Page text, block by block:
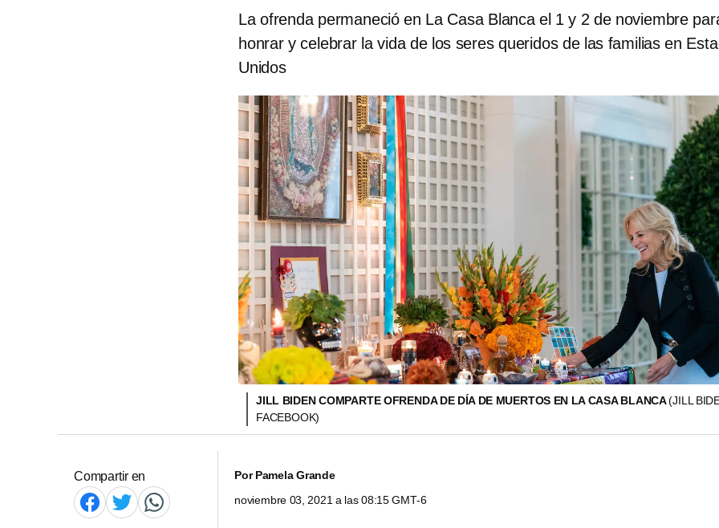
La ofrenda permaneció en La Casa Blanca el 1 y 2 de noviembre
honrar y celebrar la vida de los seres queridos de las familias en
Unidos
JILL BIDEN COMPARTE OFRENDA DE DÍA DE MUERTOS EN LA CASA BLANCA(JILL
FACEBOOK)
Compartir en PorPamela Grande
noviembre 03, 2021 a las 08:15 GMT-6